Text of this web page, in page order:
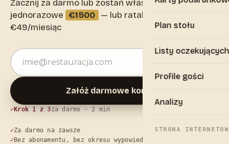
Plan stołu
Listy oczekujących
Profile gości
Analizy
STRONA
Zacznij za darmo lub zostań właścicielem za
jednorazowe €1500 — lub ratalnie od
€49/miesiąc
Adres e-mail
Załóż darmowe konto
Krok 1 z 3za darmo · 2 min
Za darmo na zawsze
Bez abonamentu, bez okresu wypowiedzenia